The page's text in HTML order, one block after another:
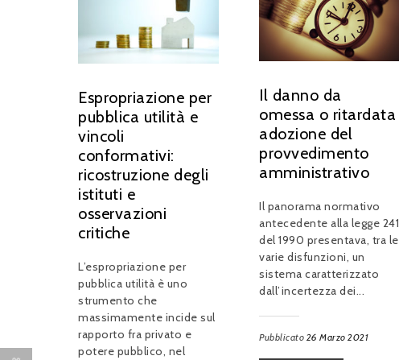
Il danno da
omessa o ritardata
adozione del
provvedimento
amministrativo
Il panorama normativo
antecedente alla legge 241
del 1990 presentava, tra le
varie disfunzioni, un
sistema caratterizzato
dall’incertezza dei...
Pubblicato 26 Marzo 2021
Espropriazione per
pubblica utilità e
vincoli
conformativi:
ricostruzione degli
istituti e
osservazioni
critiche
L’espropriazione per
pubblica utilità è uno
strumento che
massimamente incide sul
rapporto fra privato e
potere pubblico, nel